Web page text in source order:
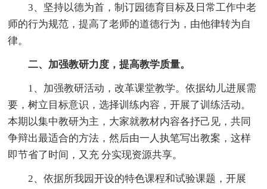
3、坚持以德为首，制订园德育目标及日常工作中老
师的行为规范，提高了老师的道德行为，由他律转为自
律。
二、加强教研力度，提高教学质量。
1、加强教研活动，改革课堂教学。依据幼儿进展需
要，树立目标意识，选择训练内容，开展了训练活动。
本期以集中教研为主，大家就教材内容各抒己见，共同
争辩出最适合的方法，然后由一人执笔写出教案，这样
即节省了时间，又充 分实现资源共享。
2、依据所我园开设的特色课程和试验课题，开展